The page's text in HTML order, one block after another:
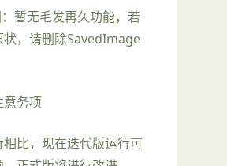
：暂无毛发再久功能，若
状，请删除SavedImage
意务项
相比，现在迭代版运行可